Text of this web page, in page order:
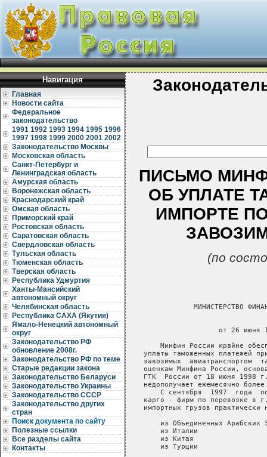
Навигация
Главная
Новости сайта
Федеральное
законодательство
1991 1992 1993 1994 1995 1996
1997 1998 1999 2000 2001 2002
Законодательство Москвы
Московская область
Санкт-Петербург и
Ленинградская область
Амурская область
Воронежская область
Краснодарский край
Омская область
Приморский край
Ростовская область
Саратовская область
Свердловская область
Тульская область
Тюменская область
Тверская область
Республика Удмуртия
Ханты-Мансийский
автономный округ
Челябинская область
Республика САХА (Якутия)
Ямало-Ненецкий автономный
округ
Законодательство РФ
обновление 2008г.
Законодательство РФ по теме
Старые редакции закона
Законодательство Беларуси
Законодательство Украины
Законодательство СССР
Законодательство других
стран
Поиск документа по сайту
Полезные ссылки
Все разделы сайта
Контакты
ПИСЬМО
ОБ УПЛАТЕ
ИМПОРТЕ
(по
МИНИСТЕРСТВО
от 26 июня
Минфин России крайне
уплаты таможенных платежей
завозимых  авиатранспортом
оценкам Минфина России,
ГТК  России от 18 июня 1998
недополучает ежемесячно
С сентября  1997  года
карго - фирм по перевозке в
импортных грузов практически
из Объединенных Арабских
из Италии
из Китая
из Турции